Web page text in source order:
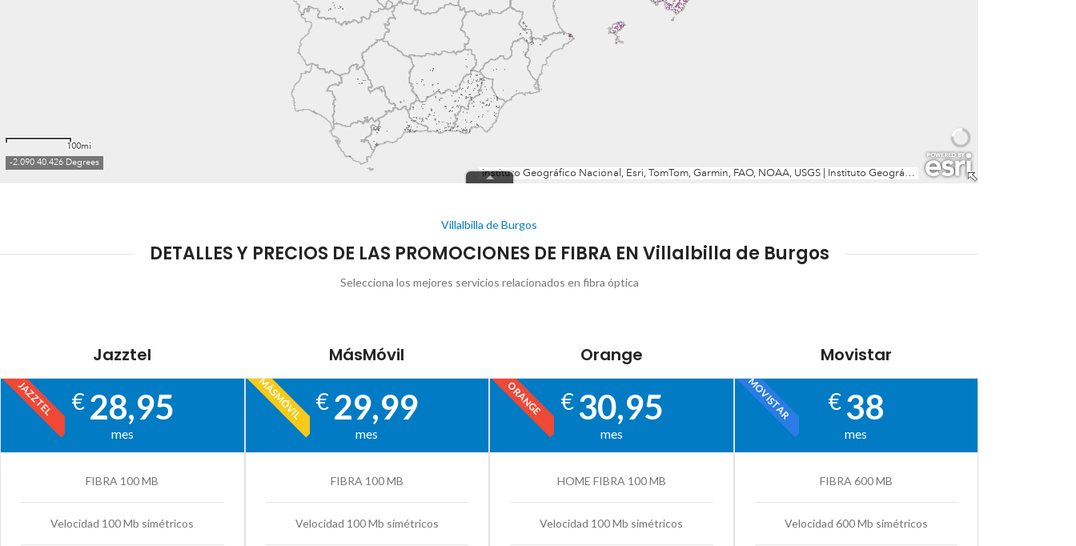
Villalbilla de Burgos
DETALLES Y PRECIOS DE LAS PROMOCIONES DE FIBRA EN Villalbilla de Burgos
Selecciona los mejores servicios relacionados en fibra óptica
Jazztel
JAZZTEL € 28,95
mes
FIBRA 100 MB
Velocidad 100 Mb simétricos
MásMóvil
MÁSMÓVIL € 29,99
mes
FIBRA 100 MB
Velocidad 100 Mb simétricos
Orange
ORANGE €30,95
mes
HOME FIBRA 100 MB
Velocidad 100 Mb simétricos
Movistar
MOVISTAR €38
mes
FIBRA 600 MB
Velocidad 600 Mb simétricos